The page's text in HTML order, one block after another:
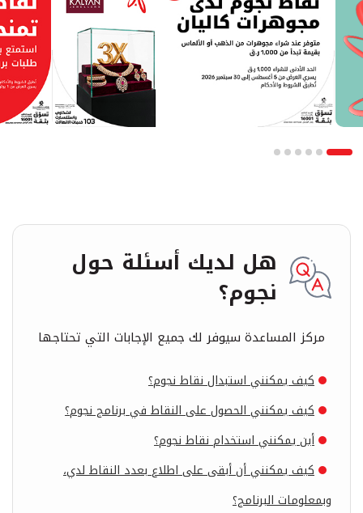
هل لديك أسئلة حول
نجوم؟
مركز المساعدة سيوفر لك جميع الإجابات التي تحتاجها
كيف يمكنني استبدال نقاط نجوم؟
كيف يمكنني الحصول على النقاط في برنامج نجوم؟
أين يمكنني استخدام نقاط نجوم؟
كيف يمكنني أن أبقى على اطلاع بعدد النقاط لدي،
وبمعلومات البرنامج؟